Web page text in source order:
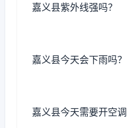
嘉义县紫外线强吗？
嘉义县今天会下雨吗？
嘉义县今天需要开空调